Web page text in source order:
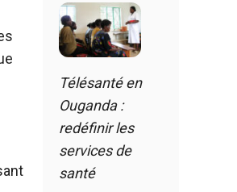
Télésanté en
Ouganda :
redéfinir les
services de
santé